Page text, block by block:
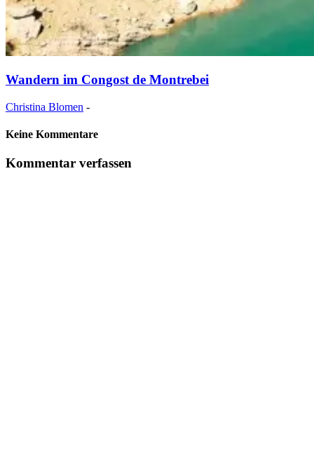
Wandern im Congost de Montrebei
Christina Blomen -
Keine Kommentare
Kommentar verfassen